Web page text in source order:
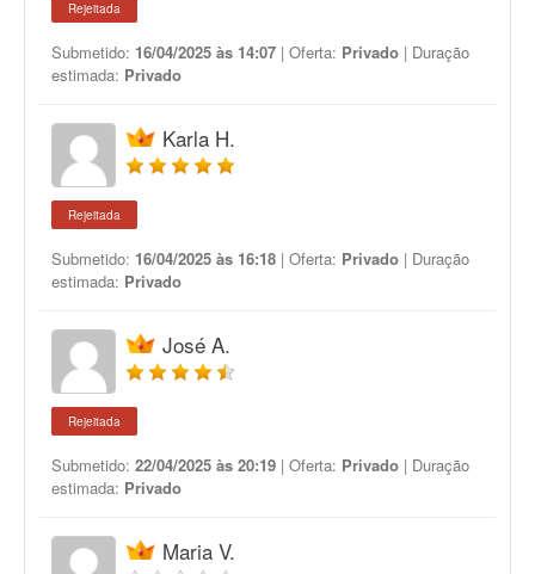
Rejeitada
Submetido: 16/04/2025 às 14:07 | Oferta: Privado | Duração
estimada: Privado
Karla H.
Rejeitada
Submetido: 16/04/2025 às 16:18 | Oferta: Privado | Duração
estimada: Privado
José A.
Rejeitada
Submetido: 22/04/2025 às 20:19 | Oferta: Privado | Duração
estimada: Privado
Maria V.